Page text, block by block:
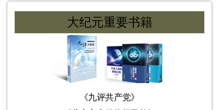
大纪元重要书籍
《九评共产党》